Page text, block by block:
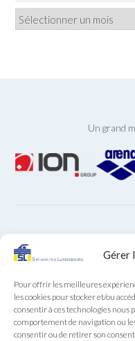
Gérer
Pour offrir les meilleures
les cookies pour stocker et/ou
consentir à ces technologies nous
comportement de navigation ou
consentir ou de retirer son
Archives
Un grand
ARCHIVES